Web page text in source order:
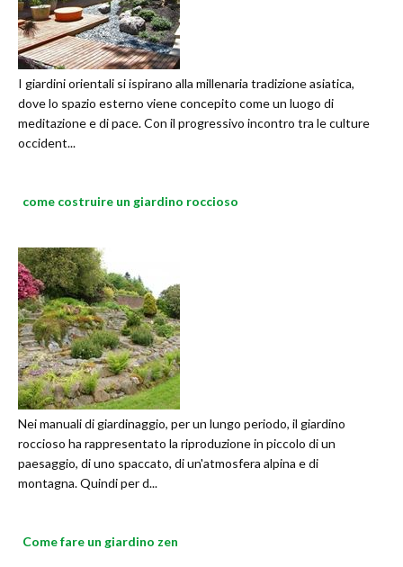
I giardini orientali si ispirano alla millenaria tradizione asiatica,
dove lo spazio esterno viene concepito come un luogo di
meditazione e di pace. Con il progressivo incontro tra le culture
occident...
come costruire un giardino roccioso
Nei manuali di giardinaggio, per un lungo periodo, il giardino
roccioso ha rappresentato la riproduzione in piccolo di un
paesaggio, di uno spaccato, di un'atmosfera alpina e di
montagna. Quindi per d...
Come fare un giardino zen